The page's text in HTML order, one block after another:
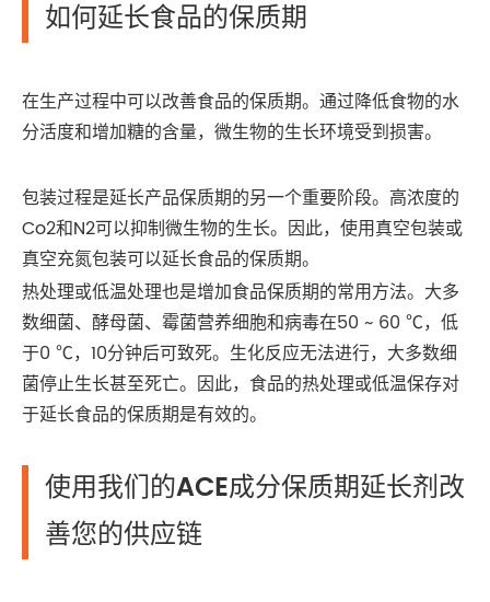
如何延长食品的保质期
在生产过程中可以改善食品的保质期。通过降低食物的水
分活度和增加糖的含量，微生物的生长环境受到损害。
包装过程是延长产品保质期的另一个重要阶段。高浓度的
Co2和N2可以抑制微生物的生长。因此，使用真空包装或
真空充氮包装可以延长食品的保质期。
热处理或低温处理也是增加食品保质期的常用方法。大多
数细菌、酵母菌、霉菌营养细胞和病毒在50 ~ 60 ℃，低
于0 ℃，10分钟后可致死。生化反应无法进行，大多数细
菌停止生长甚至死亡。因此，食品的热处理或低温保存对
于延长食品的保质期是有效的。
使用我们的ACE成分保质期延长剂改
善您的供应链